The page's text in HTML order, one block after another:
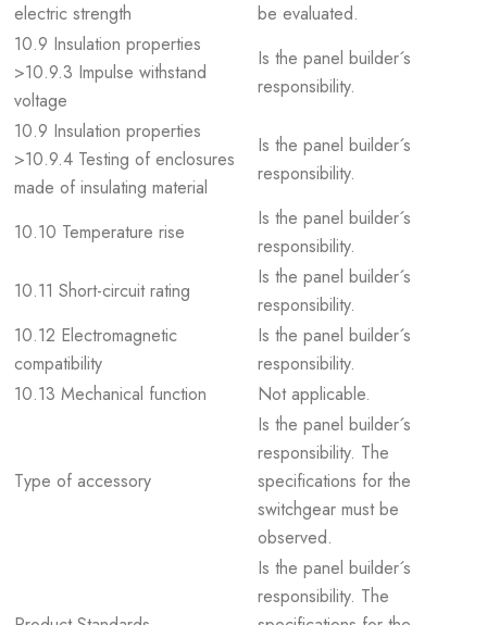
electric strength
be evaluated.
10.9 Insulation properties
>10.9.3 Impulse withstand
voltage
Is the panel builder´s
responsibility.
10.9 Insulation properties
>10.9.4 Testing of enclosures
made of insulating material
Is the panel builder´s
responsibility.
10.10 Temperature rise
Is the panel builder´s
responsibility.
10.11 Short-circuit rating
Is the panel builder´s
responsibility.
10.12 Electromagnetic
compatibility
Is the panel builder´s
responsibility.
10.13 Mechanical function
Not applicable.
Type of accessory
Is the panel builder´s
responsibility. The
specifications for the
switchgear must be
observed.
Is the panel builder´s
responsibility. The